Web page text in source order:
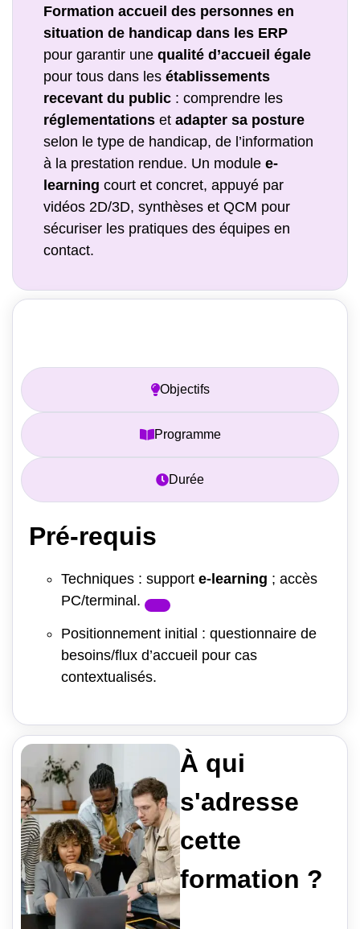
Formation accueil des personnes en
situation de handicap dans les ERP
pour garantir une qualité d’accueil égale
pour tous dans les établissements
recevant du public: comprendre les
réglementationset adapter sa posture
selon le type de handicap, de l’information
à la prestation rendue. Un module e-
learning court et concret, appuyé par
vidéos 2D/3D, synthèses et QCM pour
sécuriser les pratiques des équipes en
contact.
Objectifs
Programme
Durée
Pré-requis
Techniques : support e-learning ; accès
PC/terminal.
Positionnement initial : questionnaire de
besoins/flux d’accueil pour cas
contextualisés.
À qui
s'adresse
cette
formation ?